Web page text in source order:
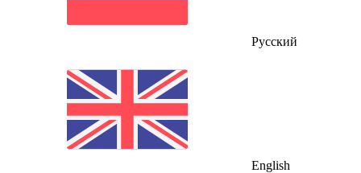
Русский
English